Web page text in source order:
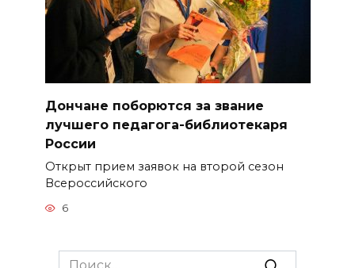
Дончане поборются за звание
лучшего педагога-библиотекаря
России
Открыт прием заявок на второй сезон
Всероссийского
6
Search